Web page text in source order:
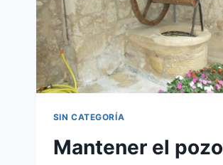
SIN CATEGORÍA
Mantener el pozo